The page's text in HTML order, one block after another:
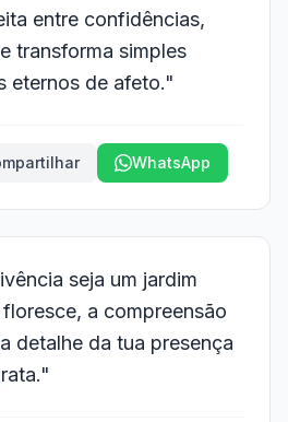
entre confidências,
transforma simples
eternos de afeto."
WhatsApp
seja um jardim
a compreensão
detalhe da tua presença